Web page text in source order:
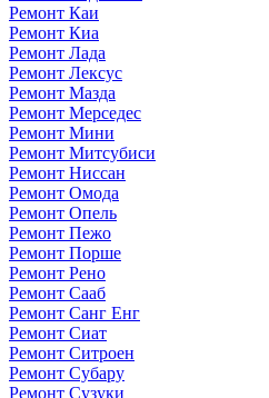
Ремонт Каи
Ремонт Киа
Ремонт Лада
Ремонт Лексус
Ремонт Мазда
Ремонт Мерседес
Ремонт Мини
Ремонт Митсубиси
Ремонт Ниссан
Ремонт Омода
Ремонт Опель
Ремонт Пежо
Ремонт Порше
Ремонт Рено
Ремонт Сааб
Ремонт Санг Енг
Ремонт Сиат
Ремонт Ситроен
Ремонт Субару
Ремонт Сузуки